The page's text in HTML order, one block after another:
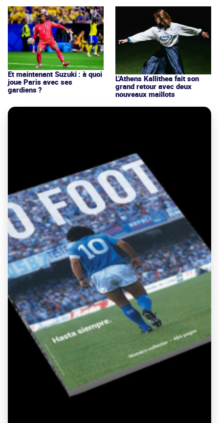
Et maintenant Suzuki : à quoi
joue Paris avec ses
gardiens ?
L'Athens Kallithea fait son
grand retour avec deux
nouveaux maillots